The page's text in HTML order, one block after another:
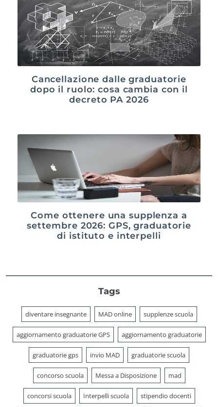
Cancellazione dalle graduatorie
dopo il ruolo: cosa cambia con il
decreto PA 2026
Come ottenere una supplenza a
settembre 2026: GPS, graduatorie
di istituto e interpelli
Tags
diventare insegnante MAD online supplenze scuola
aggiornamento graduatorie GPS aggiornamento graduatorie
graduatorie gps invio MAD graduatorie scuola
concorso scuola Messa a Disposizione mad
concorsi scuola Interpelli scuola stipendio docenti